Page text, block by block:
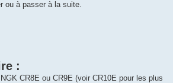
ou à passer à la suite.
:
CR8E ou CR9E (voir CR10E pour les plus